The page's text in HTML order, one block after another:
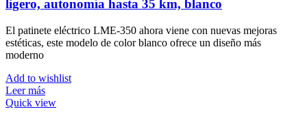
ligero, autonomía hasta 35 km, blanco
El patinete eléctrico LME-350 ahora viene con nuevas mejoras
estéticas, este modelo de color blanco ofrece un diseño más
moderno
Add to wishlist
Leer más
Quick view